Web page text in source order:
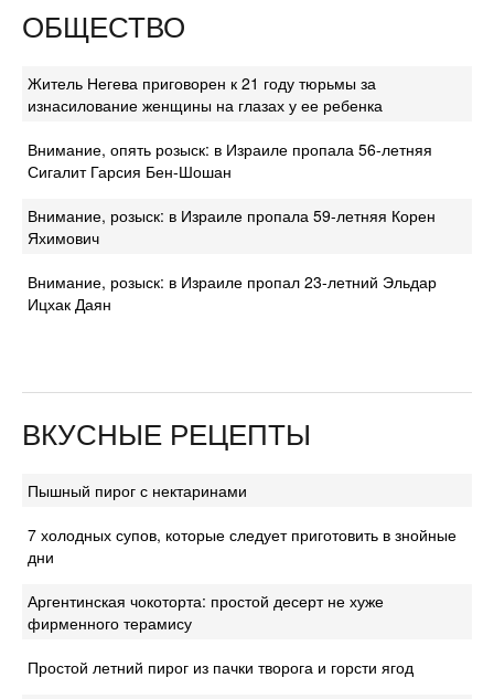
ОБЩЕСТВО
Житель Негева приговорен к 21 году тюрьмы за
изнасилование женщины на глазах у ее ребенка
Внимание, опять розыск: в Израиле пропала 56-летняя
Сигалит Гарсия Бен-Шошан
Внимание, розыск: в Израиле пропала 59-летняя Корен
Яхимович
Внимание, розыск: в Израиле пропал 23-летний Эльдар
Ицхак Даян
ВКУСНЫЕ РЕЦЕПТЫ
Пышный пирог с нектаринами
7 холодных супов, которые следует приготовить в знойные
дни
Аргентинская чокоторта: простой десерт не хуже
фирменного терамису
Простой летний пирог из пачки творога и горсти ягод